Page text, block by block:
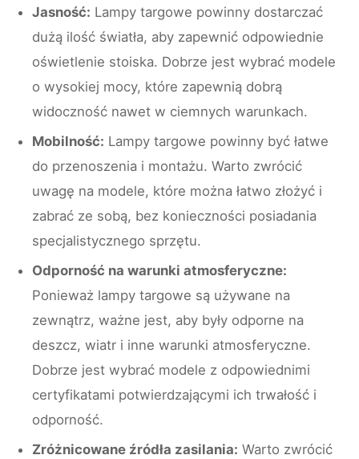
Jasność: Lampy targowe powinny dostarczać
dużą ilość światła, aby zapewnić odpowiednie
oświetlenie stoiska. Dobrze jest wybrać modele
o wysokiej mocy, które zapewnią dobrą
widoczność nawet w ciemnych warunkach.
Mobilność: Lampy targowe powinny być łatwe
do przenoszenia i montażu. Warto zwrócić
uwagę na modele, które można łatwo złożyć i
zabrać ze sobą, bez konieczności posiadania
specjalistycznego sprzętu.
Odporność na warunki atmosferyczne:
Ponieważ lampy targowe są używane na
zewnątrz, ważne jest, aby były odporne na
deszcz, wiatr i inne warunki atmosferyczne.
Dobrze jest wybrać modele z odpowiednimi
certyfikatami potwierdzającymi ich trwałość i
odporność.
Zróżnicowane źródła zasilania: Warto zwrócić